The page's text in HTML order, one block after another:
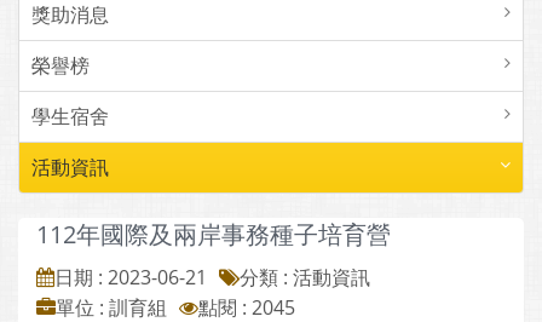
獎助消息
榮譽榜
學生宿舍
活動資訊
112年國際及兩岸事務種子培育營
日期 : 2023-06-21
分類 : 活動資訊
單位 : 訓育組
點閱 : 2045